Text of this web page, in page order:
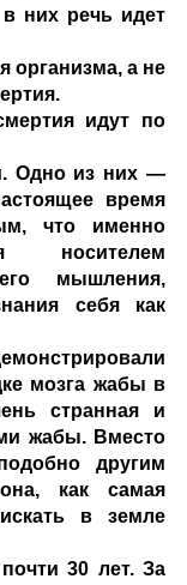
них речь идет
организма, а не
идут по
Одно из них —
время
что именно
носителем
мышления,
себя как
мозга жабы в
странная и
жабы. Вместо
другим
как самая
в земле
30 лет. За